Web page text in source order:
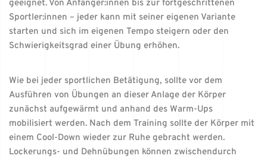
geeignet. Von Anfänger:innen bis zur fortgeschrittenen
Sportler:innen – jeder kann mit seiner eigenen Variante
starten und sich im eigenen Tempo steigern oder den
Schwierigkeitsgrad einer Übung erhöhen.
Wie bei jeder sportlichen Betätigung, sollte vor dem
Ausführen von Übungen an dieser Anlage der Körper
zunächst aufgewärmt und anhand des Warm-Ups
mobilisiert werden. Nach dem Training sollte der Körper mit
einem Cool-Down wieder zur Ruhe gebracht werden.
Lockerungs- und Dehnübungen können zwischendurch